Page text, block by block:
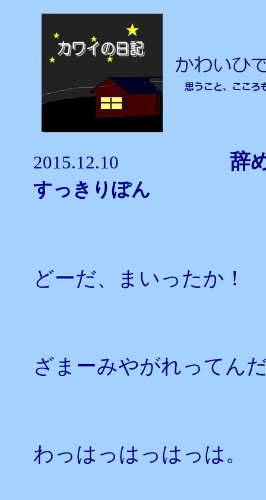
2015.12.10 辞
すっきりぽん
どーだ、まいったか！
ざまーみやがれってん
わっはっはっはっは。